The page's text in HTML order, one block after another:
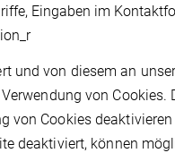
Eingaben im
und von diesem an
von
von Cookies
deaktiviert, können